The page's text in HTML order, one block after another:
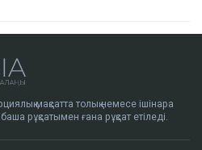
мақсатта толық немесе ішінара
рұқсатымен ғана рұқсат етіледі.